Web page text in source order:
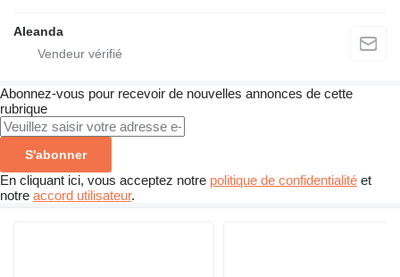
Aleanda
Abonnez-vous pour recevoir de nouvelles annonces de cette
rubrique
S'abonner
En cliquant ici, vous acceptez notre politique de confidentialité et
notre accord utilisateur.